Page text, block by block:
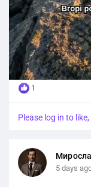
1
Please log in to
5 days